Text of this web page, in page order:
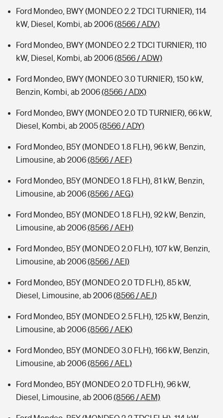
Ford Mondeo, BWY (MONDEO 2.2 TDCI TURNIER), 114
kW, Diesel, Kombi, ab 2006(8566 / ADV)
Ford Mondeo, BWY (MONDEO 2.2 TDCI TURNIER), 110
kW, Diesel, Kombi, ab 2006(8566 / ADW)
Ford Mondeo, BWY (MONDEO 3.0 TURNIER), 150 kW,
Benzin, Kombi, ab 2006(8566 / ADX)
Ford Mondeo, BWY (MONDEO 2.0 TD TURNIER), 66 kW,
Diesel, Kombi, ab 2005(8566 / ADY)
Ford Mondeo, B5Y (MONDEO 1.8 FLH), 96 kW, Benzin,
Limousine, ab 2006(8566 / AEF)
Ford Mondeo, B5Y (MONDEO 1.8 FLH), 81 kW, Benzin,
Limousine, ab 2006(8566 / AEG)
Ford Mondeo, B5Y (MONDEO 1.8 FLH), 92 kW, Benzin,
Limousine, ab 2006(8566 / AEH)
Ford Mondeo, B5Y (MONDEO 2.0 FLH), 107 kW, Benzin,
Limousine, ab 2006(8566 / AEI)
Ford Mondeo, B5Y (MONDEO 2.0 TD FLH), 85 kW,
Diesel, Limousine, ab 2006(8566 / AEJ)
Ford Mondeo, B5Y (MONDEO 2.5 FLH), 125 kW, Benzin,
Limousine, ab 2006(8566 / AEK)
Ford Mondeo, B5Y (MONDEO 3.0 FLH), 166 kW, Benzin,
Limousine, ab 2006(8566 / AEL)
Ford Mondeo, B5Y (MONDEO 2.0 TD FLH), 96 kW,
Diesel, Limousine, ab 2006(8566 / AEM)